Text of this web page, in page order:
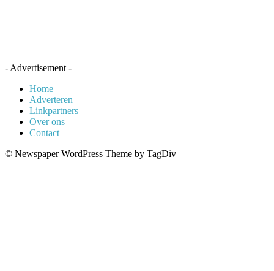
- Advertisement -
Home
Adverteren
Linkpartners
Over ons
Contact
© Newspaper WordPress Theme by TagDiv